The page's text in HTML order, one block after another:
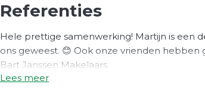
Referenties
Hele prettige samenwerking! Martijn is een
ons geweest. 😊 Ook onze vrienden
Bart Janssen Makelaars
Lees meer